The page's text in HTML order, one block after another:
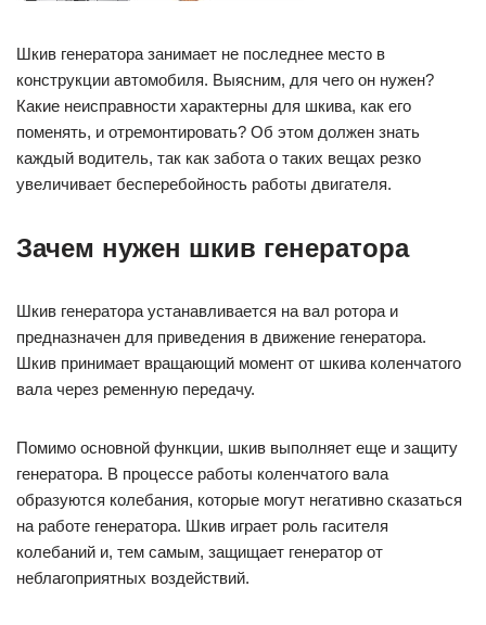
Шкив генератора занимает не последнее место в
конструкции автомобиля. Выясним, для чего он нужен?
Какие неисправности характерны для шкива, как его
поменять, и отремонтировать? Об этом должен знать
каждый водитель, так как забота о таких вещах резко
увеличивает бесперебойность работы двигателя.
Зачем нужен шкив генератора
Шкив генератора устанавливается на вал ротора и
предназначен для приведения в движение генератора.
Шкив принимает вращающий момент от шкива коленчатого
вала через ременную передачу.
Помимо основной функции, шкив выполняет еще и защиту
генератора. В процессе работы коленчатого вала
образуются колебания, которые могут негативно сказаться
на работе генератора. Шкив играет роль гасителя
колебаний и, тем самым, защищает генератор от
неблагоприятных воздействий.